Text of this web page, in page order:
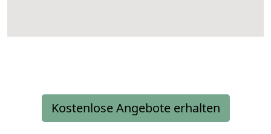
Kostenlose Angebote erhalten